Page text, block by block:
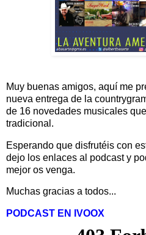
Muy buenas amigos, aquí me
nueva entrega de la
de 16 novedades musicales
tradicional.
Esperando que disfrutéis con
dejo los enlaces al podcast y
mejor os venga.
Muchas gracias a todos...
PODCAST EN IVOOX